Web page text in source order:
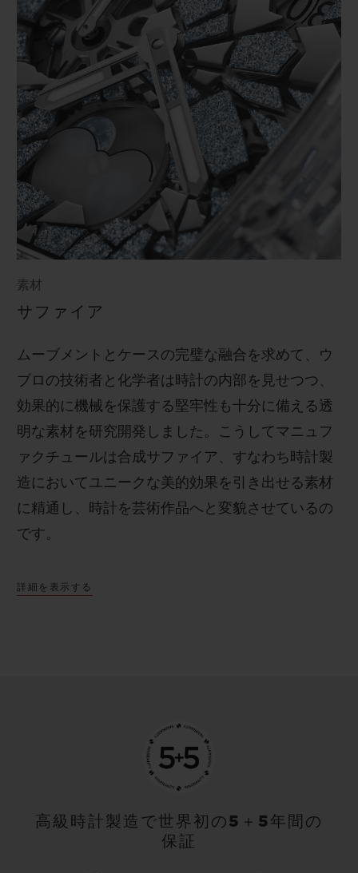
素材
サファイア
ムーブメントとケースの完璧な融合を求めて、ウ
ブロの技術者と化学者は時計の内部を見せつつ、
効果的に機械を保護する堅牢性も十分に備える透
明な素材を研究開発しました。こうしてマニュフ
ァクチュールは合成サファイア、すなわち時計製
造においてユニークな美的効果を引き出せる素材
に精通し、時計を芸術作品へと変貌させているの
です。
詳細を表示する
高級時計製造で世界初の5＋5年間の
保証